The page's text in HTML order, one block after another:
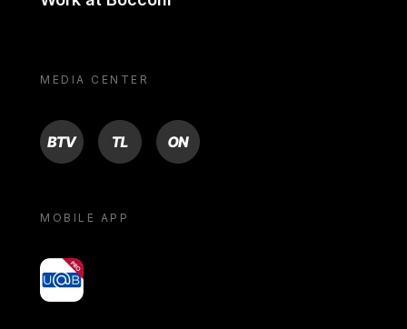
MEDIA CENTER
BTV TL ON
MOBILE APP
yoU@B